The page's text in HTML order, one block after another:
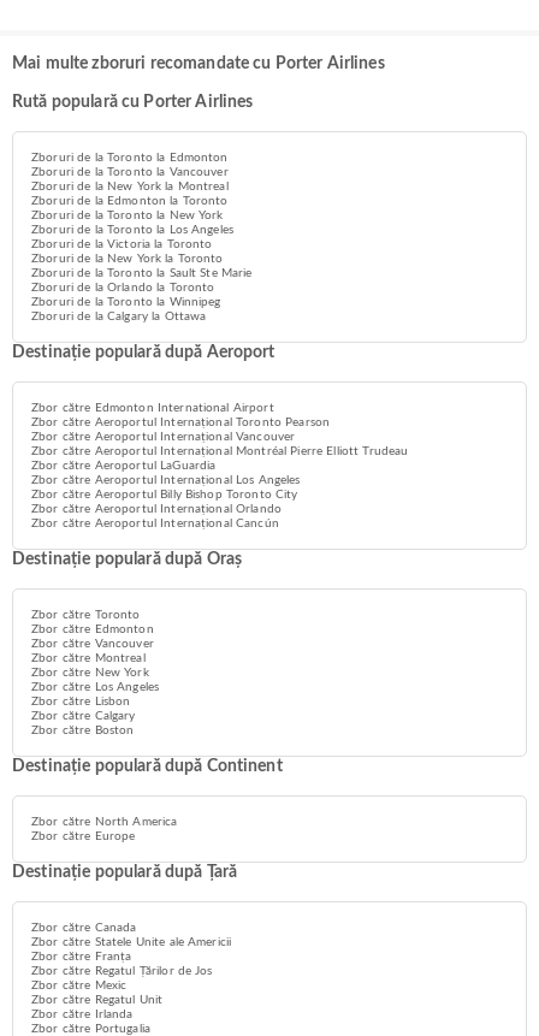
Mai multe zboruri recomandate cu Porter Airlines
Rută populară cu Porter Airlines
Zboruri de la Toronto la Edmonton
Zboruri de la Toronto la Vancouver
Zboruri de la New York la Montreal
Zboruri de la Edmonton la Toronto
Zboruri de la Toronto la New York
Zboruri de la Toronto la Los Angeles
Zboruri de la Victoria la Toronto
Zboruri de la New York la Toronto
Zboruri de la Toronto la Sault Ste Marie
Zboruri de la Orlando la Toronto
Zboruri de la Toronto la Winnipeg
Zboruri de la Calgary la Ottawa
Destinație populară după Aeroport
Zbor către Edmonton International Airport
Zbor către Aeroportul Internațional Toronto Pearson
Zbor către Aeroportul Internațional Vancouver
Zbor către Aeroportul Internațional Montréal Pierre Elliott Trudeau
Zbor către Aeroportul LaGuardia
Zbor către Aeroportul Internațional Los Angeles
Zbor către Aeroportul Billy Bishop Toronto City
Zbor către Aeroportul Internațional Orlando
Zbor către Aeroportul Internațional Cancún
Destinație populară după Oraș
Zbor către Toronto
Zbor către Edmonton
Zbor către Vancouver
Zbor către Montreal
Zbor către New York
Zbor către Los Angeles
Zbor către Lisbon
Zbor către Calgary
Zbor către Boston
Destinație populară după Continent
Zbor către North America
Zbor către Europe
Destinație populară după Țară
Zbor către Canada
Zbor către Statele Unite ale Americii
Zbor către Franța
Zbor către Regatul Țărilor de Jos
Zbor către Mexic
Zbor către Regatul Unit
Zbor către Irlanda
Zbor către Portugalia